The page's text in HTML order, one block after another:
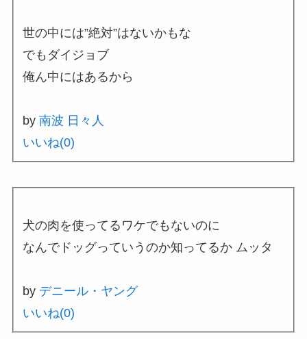
世の中には”絶対”はないかもな
でもダイジョブ
俺ん中にはあるから
by南波 日々人
いいね(0)
犬の肉を使ってるワケでもないのに
なんでドッグっていうのか知ってるか ムッタ
by デニール・ヤング
いいね(0)